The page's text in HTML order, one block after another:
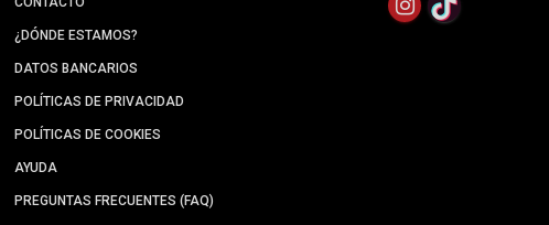
¿DÓNDE ESTAMOS?
DATOS BANCARIOS
POLÍTICAS DE PRIVACIDAD
POLÍTICAS DE COOKIES
AYUDA
PREGUNTAS FRECUENTES (FAQ)